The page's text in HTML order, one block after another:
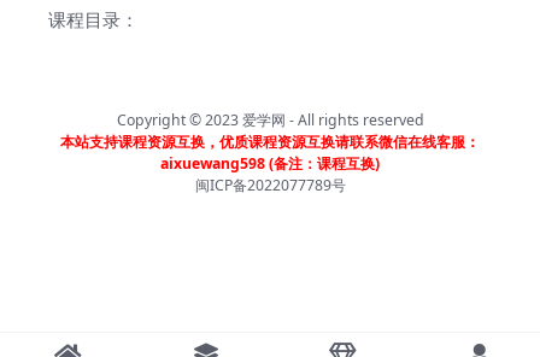
课程目录：
Copyright © 2023爱学网 - All rights reserved
本站支持课程资源互换，优质课程资源互换请联系微信在线客服：
aixuewang598 (备注：课程互换)
闽ICP备2022077789号